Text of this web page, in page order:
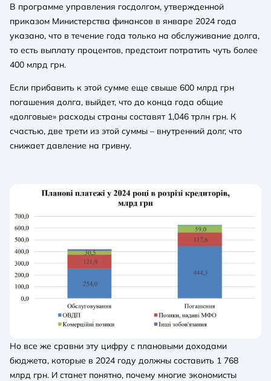
В программе управления госдолгом, утвержденной
приказом Министерства финансов в январе 2024 года
указано, что в течение года только на обслуживание долга,
то есть выплату процентов, предстоит потратить чуть более
400 млрд грн.
Если прибавить к этой сумме еще свыше 600 млрд грн
погашения долга, выйдет, что до конца года общие
«долговые» расходы страны составят 1,046 трлн грн. К
счастью, две трети из этой суммы – внутренний долг, что
снижает давление на гривну.
Но все же сравни эту цифру с плановыми доходами
бюджета, которые в 2024 году должны составить 1 768
млрд грн. И станет понятно, почему многие экономисты